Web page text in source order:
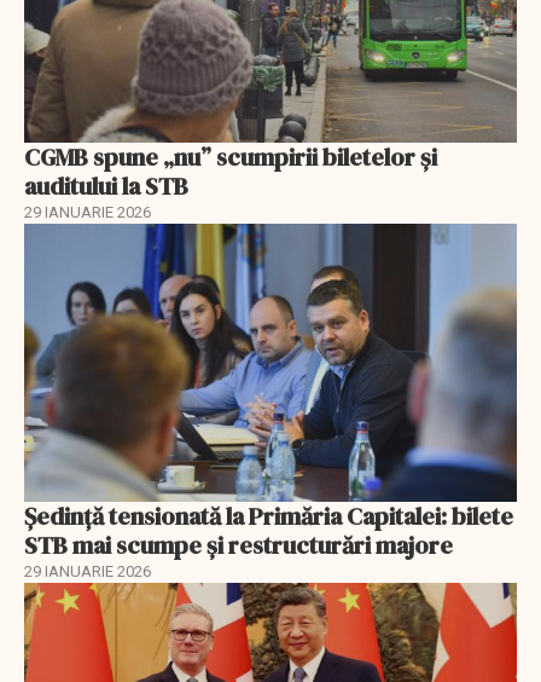
CGMB spune „nu” scumpirii biletelor și
auditului la STB
29 IANUARIE 2026
Ședință tensionată la Primăria Capitalei: bilete
STB mai scumpe și restructurări majore
29 IANUARIE 2026